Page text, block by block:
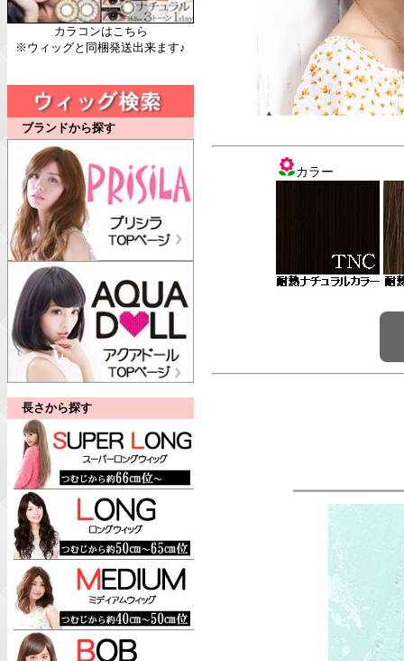
カラコンはこちら
※ウィッグと同梱発送出来ます♪
ブランドから探す
長さから探す
カラー